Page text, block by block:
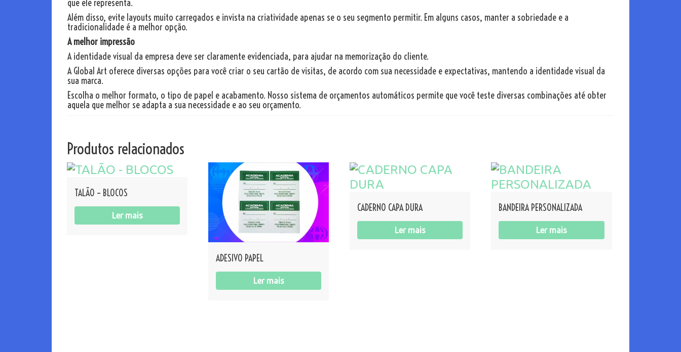
que ele representa.
Além disso, evite layouts muito carregados e invista na criatividade apenas se o seu segmento permitir. Em alguns casos, manter a sobriedade e a
tradicionalidade é a melhor opção.
A melhor impressão
A identidade visual da empresa deve ser claramente evidenciada, para ajudar na memorização do cliente.
A Global Art oferece diversas opções para você criar o seu cartão de visitas, de acordo com sua necessidade e expectativas, mantendo a identidade visual da
sua marca.
Escolha o melhor formato, o tipo de papel e acabamento. Nosso sistema de orçamentos automáticos permite que você teste diversas combinações até obter
aquela que melhor se adapta a sua necessidade e ao seu orçamento.
Produtos relacionados
TALÃO – BLOCOS
Ler mais
ADESIVO PAPEL
Ler mais
CADERNO CAPA DURA
Ler mais
BANDEIRA PERSONALIZADA
Ler mais